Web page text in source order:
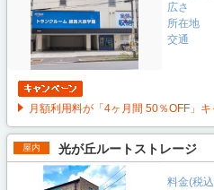
広さ
所在地
交通
月額利用料が「4ヶ月間 50％OFF」
屋内 光が丘ルートストレージ
料金(税